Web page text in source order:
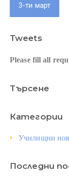
3-ти март
Tweets
Please fill all
Търсене
Категории
Училищни
Последни